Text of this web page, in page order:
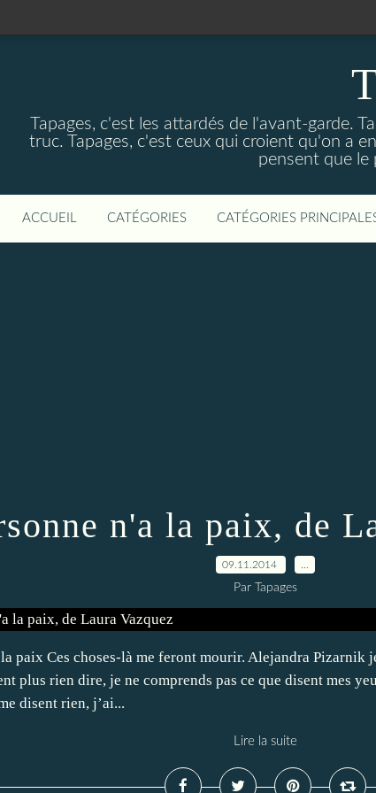
Tapages, c'est les attardés de l'avant-garde.
truc. Tapages, c'est ceux qui croient qu'on a
pensent que le
ACCUEIL CATÉGORIES CATÉGORIES
n'a la paix, de
09.11.2014
Par Tapages
la paix Ces choses-là me feront mourir. Alejandra Pizarnik
plus rien dire, je ne comprends pas ce que disent mes
disent rien, j’ai...
Lire la suite